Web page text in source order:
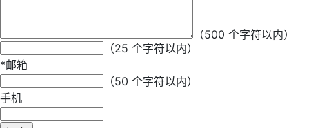
（500 个字符以内）
（25 个字符以内）
*邮箱
（50 个字符以内）
手机